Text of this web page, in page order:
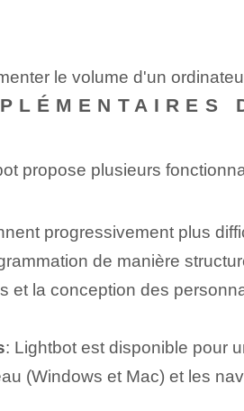
le volume d'un
propose plusieurs
progressivement plus
de manière
et la conception des
: Lightbot‌ est disponible pour
(Windows et Mac) et les